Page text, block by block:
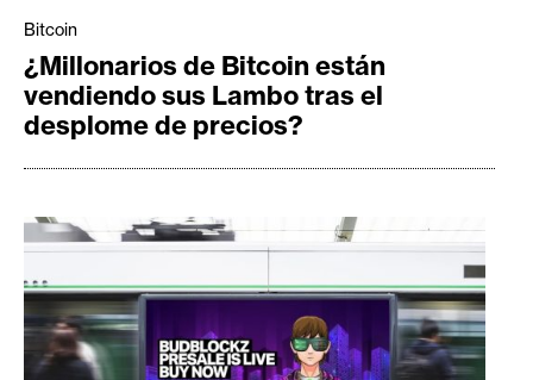
Bitcoin
¿Millonarios de Bitcoin están
vendiendo sus Lambo tras el
desplome de precios?